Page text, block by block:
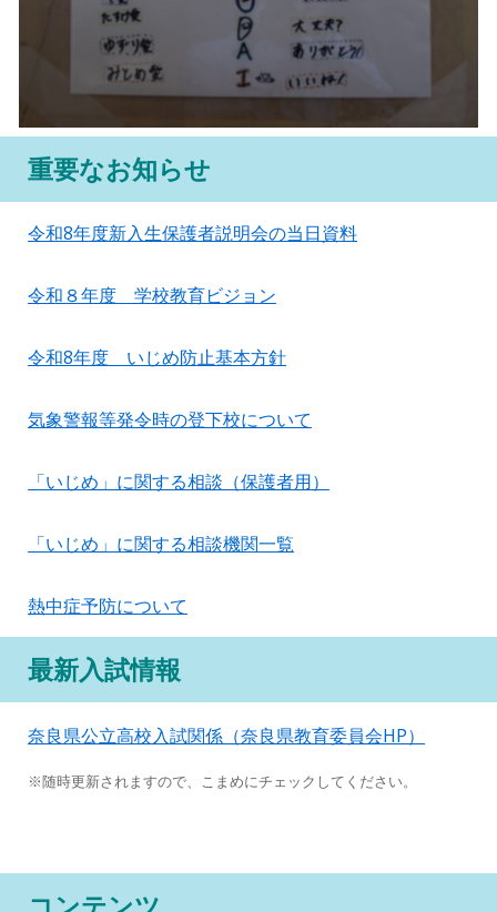
重要なお知らせ
令和8年度新入生保護者説明会の当日資料
令和８年度 学校教育ビジョン
令和8年度 いじめ防止基本方針
気象警報等発令時の登下校について
「いじめ」に関する相談（保護者用）
「いじめ」に関する相談機関一覧
熱中症予防について
最新入試情報
奈良県公立高校入試関係（奈良県教育委員会HP）
※随時更新されますので、こまめにチェックしてください。